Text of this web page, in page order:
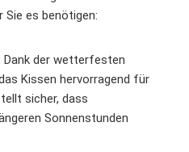
es benötigen:
Dank der wetterfesten
Kissen hervorragend für
sicher, dass
Sonnenstunden